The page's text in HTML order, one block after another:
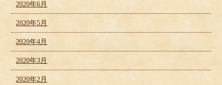
2020年6月
2020年5月
2020年4月
2020年3月
2020年2月